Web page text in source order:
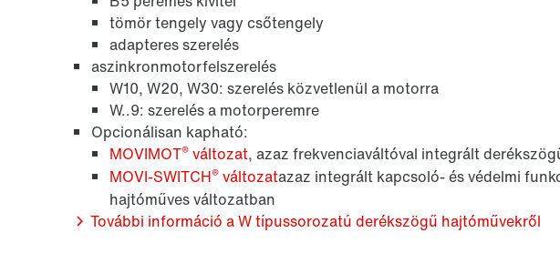
tömör tengely vagy csőtengely
adapteres szerelés
aszinkronmotorfelszerelés
W10, W20, W30: szerelés közvetlenül a motorra
W..9: szerelés a motorperemre
Opcionálisan kapható:
MOVIMOT® változat, azaz frekvenciaváltóval integrált
MOVI-SWITCH® változatazaz integrált kapcsoló- és védelmi
hajtóműves változatban
További információ a W típussorozatú derékszögű hajtóművekről